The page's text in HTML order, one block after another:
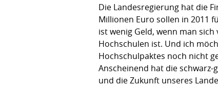
Die Landesregierung hat die
Millionen Euro sollen in 2011
ist wenig Geld, wenn man
Hochschulen ist. Und ich
Hochschulpaktes noch nicht
Anscheinend hat die
und die Zukunft unseres